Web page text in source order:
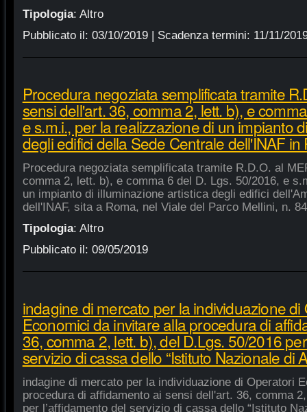
Tipologia: Altro
Pubblicato il: 03/10/2019| Scadenza termini: 11/11/
Procedura negoziata semplificata tramite
sensi dell'art. 36, comma 2, lett. b), e
e s.m.i., per la realizzazione di un impianto
degli edifici della Sede Centrale dell'INAF in
Procedura negoziata semplificata tramite R.D.O. al
comma 2, lett. b), e comma 6 del D. Lgs. 50/2016, e
un impianto di illuminazione artistica degli edifici
dell'INAF, sita a Roma, nel Viale del Parco Mellini, n. 84
Tipologia: Altro
Pubblicato il: 09/05/2019
indagine di mercato per la individuazione di
Economici da invitare alla procedura di
36, comma 2, lett. b), del D.Lgs. 50/2016
servizio di cassa dello “Istituto Nazionale di
indagine di mercato per la individuazione di Operatori
procedura di affidamento ai sensi dell'art. 36, comma
per l’affidamento del servizio di cassa dello “Istituto